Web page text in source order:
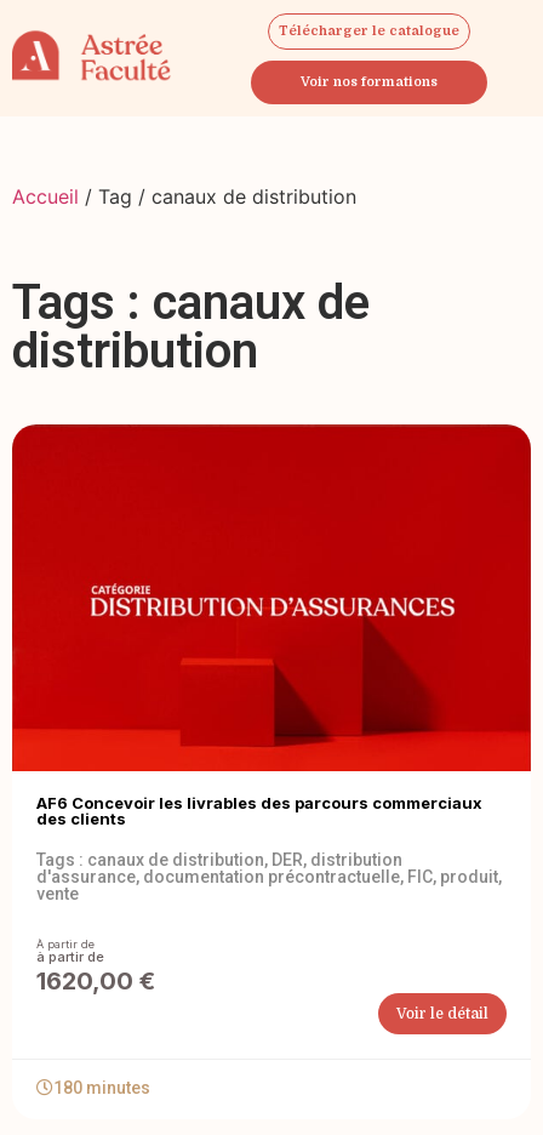
Télécharger le catalogue
Voir nos formations
Accueil / Tag / canaux de distribution
Tags : canaux de
distribution
AF6 Concevoir les livrables des parcours commerciaux
des clients
Tags : canaux de distribution, DER, distribution
d'assurance, documentation précontractuelle, FIC, produit,
vente
À partir de
1620,00 €
Voir le détail
180 minutes